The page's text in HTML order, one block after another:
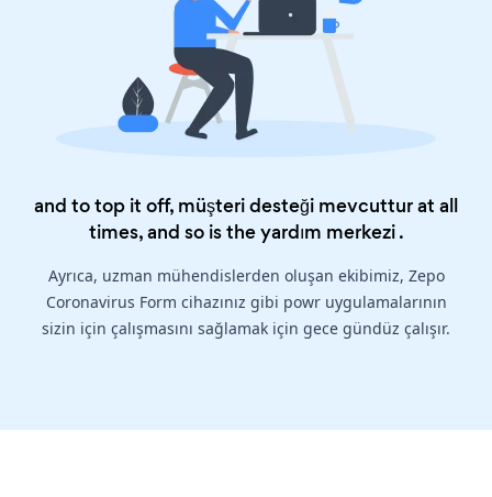
and to top it off, müşteri desteği mevcuttur at all
times, and so is theyardım merkezi.
Ayrıca, uzman mühendislerden oluşan ekibimiz, Zepo
Coronavirus Form cihazınız gibi powr uygulamalarının
sizin için çalışmasını sağlamak için gece gündüz çalışır.